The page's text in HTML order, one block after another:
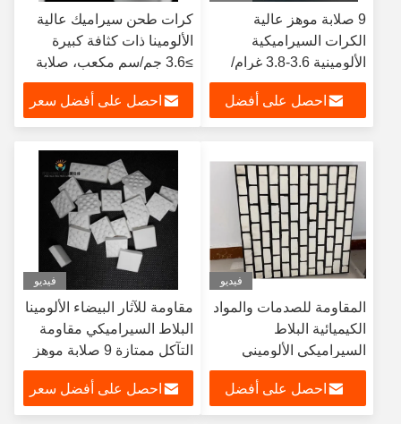
9 صلابة موهز عالية
الكرات السيراميكية
الألومينية 3.6-3.8 غرام/
سم3
احصل على أفضل
كرات طحن سيراميك عالية
الألومينا ذات كثافة كبيرة
≥3.6 جم/سم مكعب، صلابة
8.5-9 موهس، ونقاوة
85%-99.9% لصناعة
الإلكترونيات
احصل على أفضل سعر
فيديو
المقاومة للصدمات والمواد
الكيميائية البلاط
السيراميكي الألوميني
المقاوم لدرجات الحرارة
حتى 1600 درجة مئوية
احصل على أفضل
فيديو
مقاومة للآثار البيضاء الألومينا
البلاط السيراميكي مقاومة
التآكل ممتازة 9 صلابة موهز
احصل على أفضل سعر